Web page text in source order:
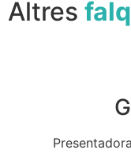
Altres